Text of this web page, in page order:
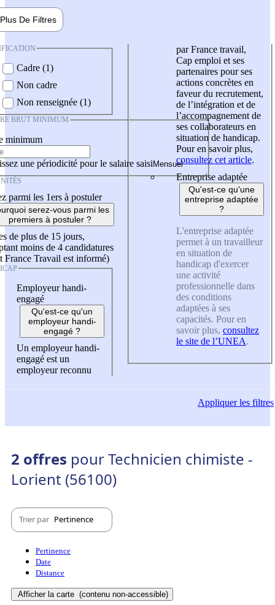
Plus De Filtres
Cadre (1)
Non cadre
Non renseignée (1)
BRUT MINIMUM
minimum
une périodicité pour le salaire saisi
parmi les 1ers à postuler
serez-vous parmi les
premiers à postuler ?
de plus de 15 jours,
moins de 4 candidatures
France Travail est informé)
Employeur handi-
engagé
Qu'est-ce qu'un
employeur handi-
engagé ?
Un employeur handi-
engagé est un
employeur reconnu
par France travail,
Cap emploi et ses
partenaires pour ses
actions concrètes en
faveur du recrutement,
de l’intégration et de
l’accompagnement de
ses collaborateurs en
situation de handicap.
Pour en savoir plus,
consultez cet article.
Entreprise adaptée
Qu'est-ce qu'une
entreprise adaptée
?
L'entreprise adaptée
permet à un travailleur
en situation de
handicap d'exercer
une activité
professionnelle dans
des conditions
adaptées à ses
capacités. Pour en
savoir plus, consultez
le site de l’UNEA.
Appliquerles filtres
2 offres pour Technicien chimiste -
Lorient (56100)
Trier par Pertinence
Pertinence
Date
Distance
Afficher la carte (contenu non-accessible)